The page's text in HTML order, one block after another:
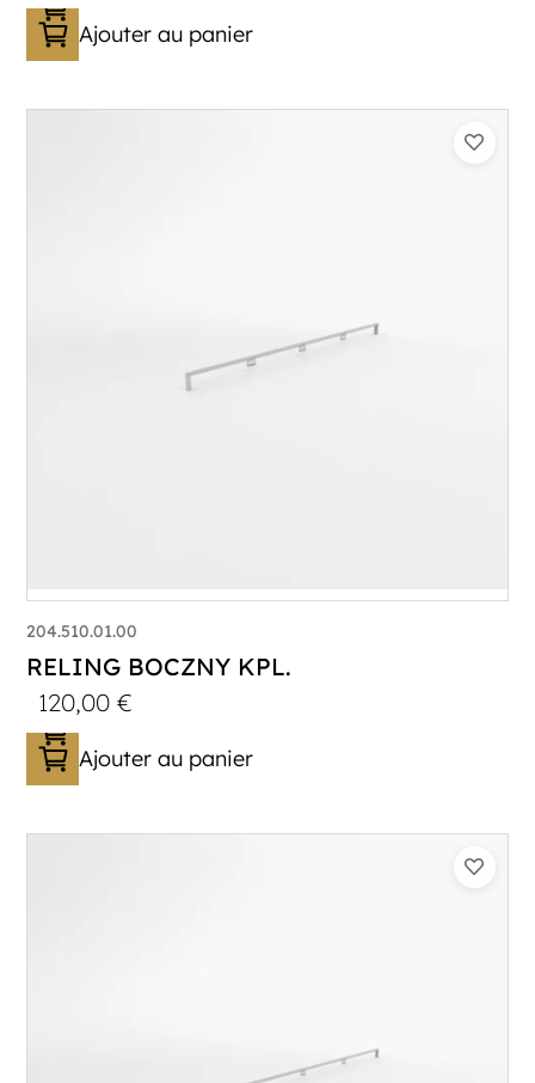
Ajouter au panier
204.510.01.00
RELING BOCZNY KPL.
120,00€
Ajouter au panier